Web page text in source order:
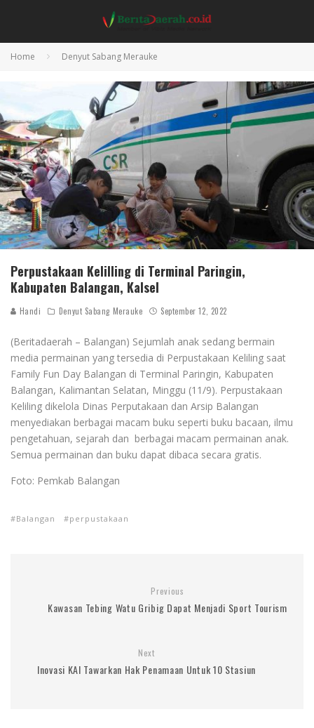
Home Denyut Sabang Merauke
Perpustakaan Kelilling di Terminal Paringin,
Kabupaten Balangan, Kalsel
Handi Denyut Sabang Merauke September 12, 2022
(Beritadaerah – Balangan) Sejumlah anak sedang bermain
media permainan yang tersedia di Perpustakaan Keliling saat
Family Fun Day Balangan di Terminal Paringin, Kabupaten
Balangan, Kalimantan Selatan, Minggu (11/9). Perpustakaan
Keliling dikelola Dinas Perputakaan dan Arsip Balangan
menyediakan berbagai macam buku seperti buku bacaan, ilmu
pengetahuan, sejarah dan berbagai macam permainan anak.
Semua permainan dan buku dapat dibaca secara gratis.
Foto: Pemkab Balangan
Balangan perpustakaan
Previous
Kawasan Tebing Watu Gribig Dapat Menjadi Sport Tourism
Next
Inovasi KAI Tawarkan Hak Penamaan Untuk 10 Stasiun